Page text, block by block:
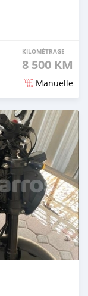
KILOMÉTRAGE
8 500 KM
Manuelle